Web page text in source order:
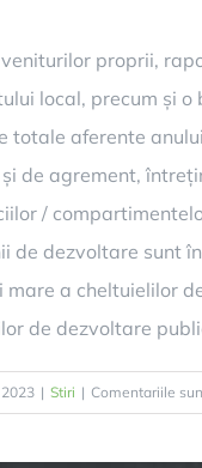
veniturilor proprii,
local, precum și
totale aferente
de agrement,
/
de dezvoltare sunt
mare a cheltuielilor
de dezvoltare
| Stiri | Comentariile